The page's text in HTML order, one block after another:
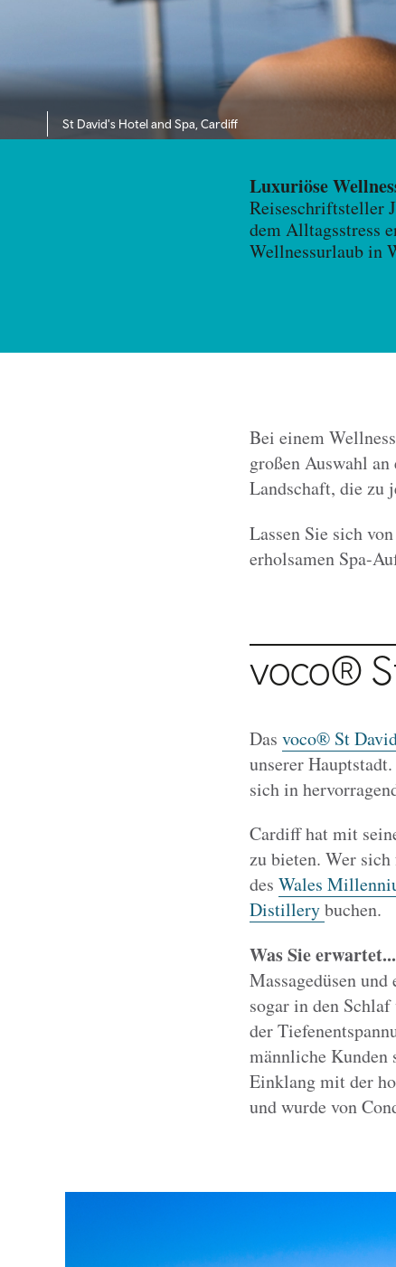
St David's Hotel and Spa, Cardiff
Luxuriöse
Reiseschriftsteller
dem Alltagsstress
Wellnessurlaub in
Bei einem
großen Auswahl
Landschaft, die zu
Lassen Sie sich
erholsamen Spa-
voco®
Das voco® St
unserer
sich in
Cardiff hat mit
zu bieten. Wer
des Wales
Distillerybuchen.
Was Sie erwartet...
Massagedüsen
sogar in den
der
männliche Kunden
Einklang mit der
und wurde von